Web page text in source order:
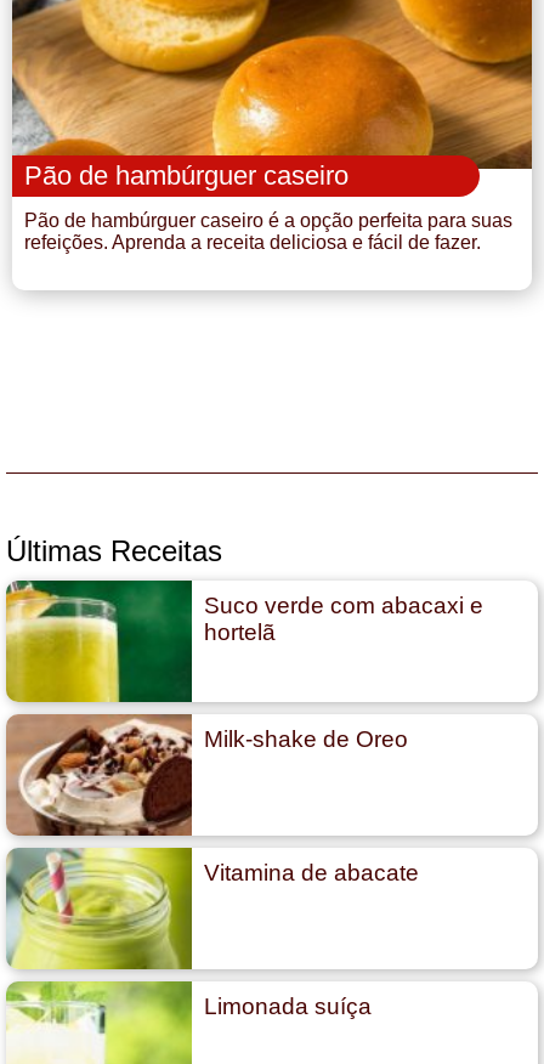
Pão de hambúrguer caseiro
Pão de hambúrguer caseiro é a opção perfeita para suas
refeições. Aprenda a receita deliciosa e fácil de fazer.
Últimas Receitas
Suco verde com abacaxi e
hortelã
Milk-shake de Oreo
Vitamina de abacate
Limonada suíça